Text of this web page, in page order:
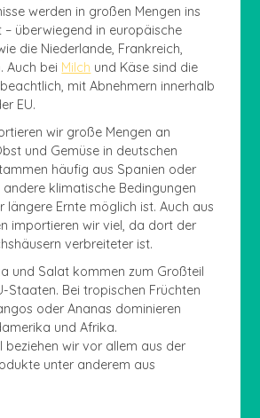
werden in großen Mengen ins
– überwiegend in europäische
die Niederlande, Frankreich,
Auch bei Milch und Käse sind die
mit Abnehmern innerhalb
EU.
wir große Mengen an
und Gemüse in deutschen
häufig aus Spanien oder
klimatische Bedingungen
längere Ernte möglich ist. Auch aus
importieren wir viel, da dort der
verbreiteter ist.
und Salat kommen zum Großteil
Staaten. Bei tropischen Früchten
oder Ananas dominieren
und Afrika.
beziehen wir vor allem aus der
unter anderem aus